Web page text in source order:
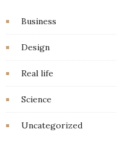
Business
Design
Real life
Science
Uncategorized